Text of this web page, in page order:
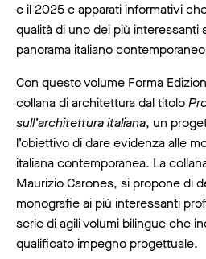
e il 2025 e apparati informativi
qualità di uno dei più
panorama italiano
Con questo volume Forma
collana di architettura dal titolo
sull’architettura italiana, un
l’obiettivo di dare evidenza alle
italiana contemporanea. La
Maurizio Carones, si propone di
monografie ai più interessanti
serie di agili volumi bilingue che
qualificato impegno progettuale.